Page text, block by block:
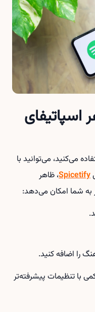
می‌کنید، می‌توانید با
Spicetify، ظاهر
به شما امکان می‌دهد:
را اضافه کنید.
کمی با تنظیمات پیشرفته‌تر